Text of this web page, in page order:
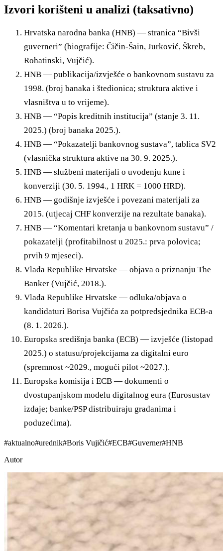
Izvori korišteni u analizi (taksativno)
Hrvatska narodna banka (HNB) — stranica “Bivši
guverneri” (biografije: Čičin-Šain, Jurković, Škreb,
Rohatinski, Vujčić).
HNB — publikacija/izvješće o bankovnom sustavu za
1998. (broj banaka i štedionica; struktura aktive i
vlasništva u to vrijeme).
HNB — “Popis kreditnih institucija” (stanje 3. 11.
2025.) (broj banaka 2025.).
HNB — “Pokazatelji bankovnog sustava”, tablica SV2
(vlasnička struktura aktive na 30. 9. 2025.).
HNB — službeni materijali o uvođenju kune i
konverziji (30. 5. 1994., 1 HRK = 1000 HRD).
HNB — godišnje izvješće i povezani materijali za
2015. (utjecaj CHF konverzije na rezultate banaka).
HNB — “Komentari kretanja u bankovnom sustavu” /
pokazatelji (profitabilnost u 2025.: prva polovica;
prvih 9 mjeseci).
Vlada Republike Hrvatske — objava o priznanju The
Banker (Vujčić, 2018.).
Vlada Republike Hrvatske — odluka/objava o
kandidaturi Borisa Vujčića za potpredsjednika ECB-a
(8. 1. 2026.).
Europska središnja banka (ECB) — izvješće (listopad
2025.) o statusu/projekcijama za digitalni euro
(spremnost ~2029., mogući pilot ~2027.).
Europska komisija i ECB — dokumenti o
dvostupanjskom modelu digitalnog eura (Eurosustav
izdaje; banke/PSP distribuiraju građanima i
poduzećima).
#aktualno#urednik#Boris Vujičić#ECB#Guverner#HNB
Autor